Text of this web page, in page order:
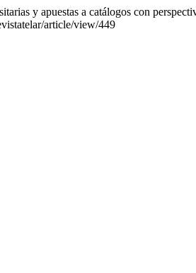
y apuestas a catálogos con
article/view/449